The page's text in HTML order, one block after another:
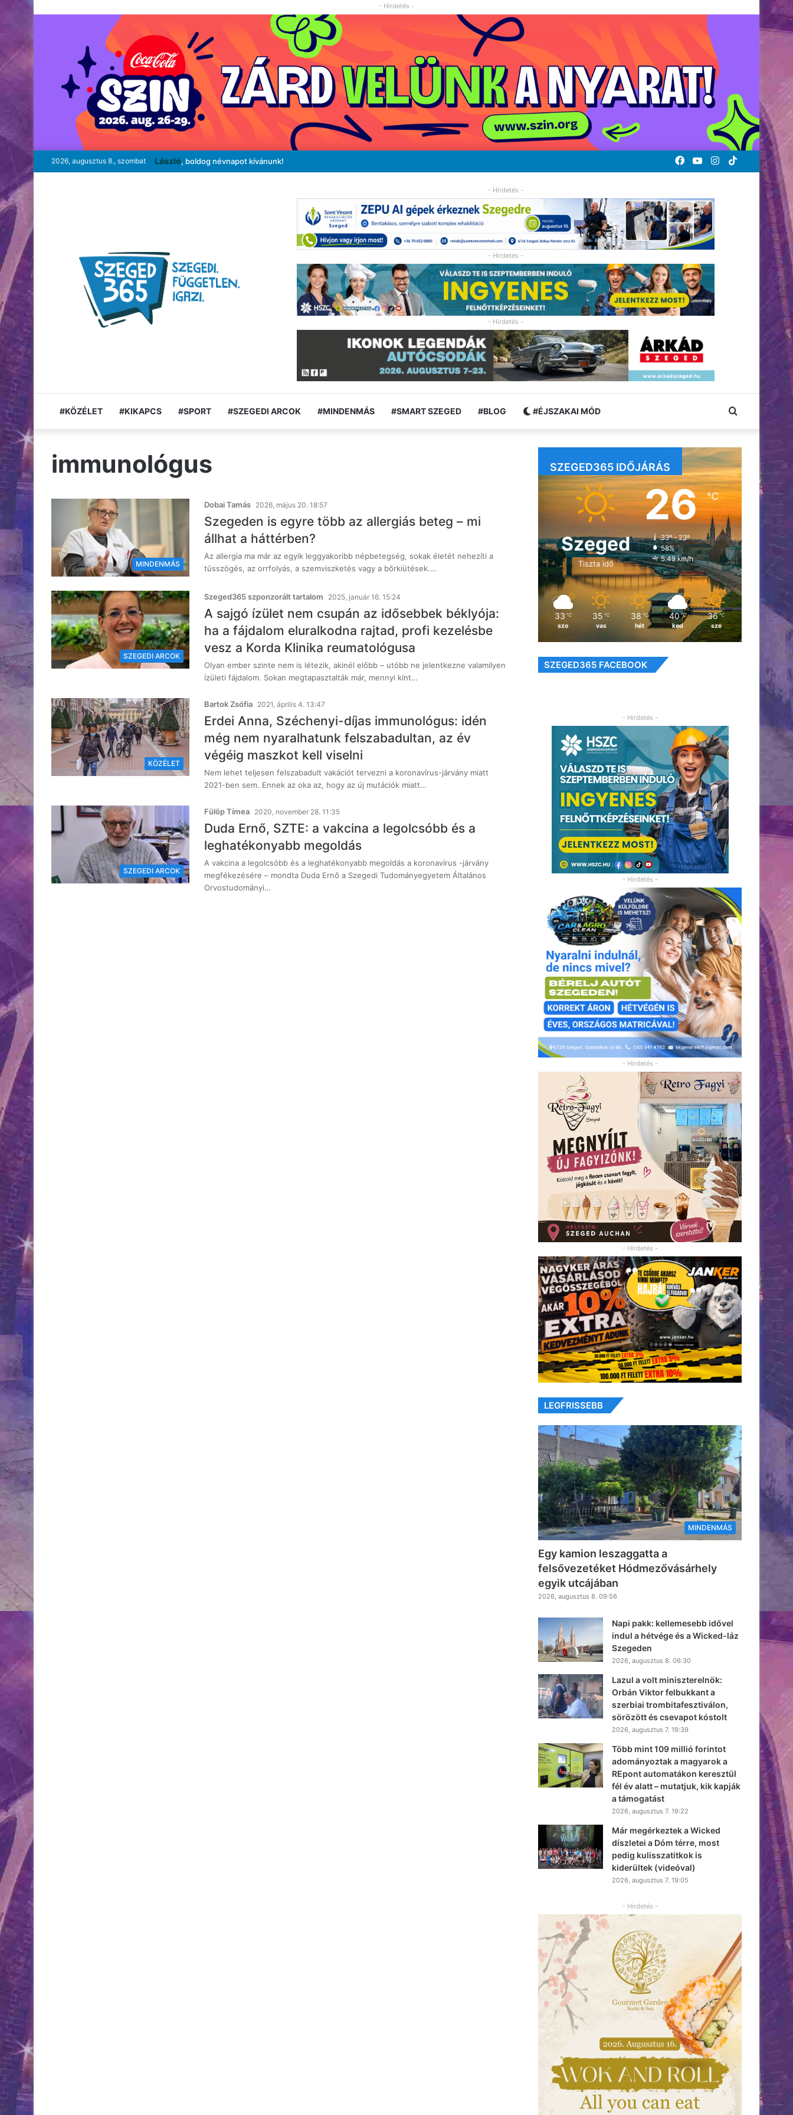
- Hirdetés -
2026, augusztus 8., szombat László, boldog névnapot kívánunk! TikTok
Instagram
YouTube
Facebook
- Hirdetés -
- Hirdetés -
- Hirdetés -
#KÖZÉLET #KIKAPCS #SPORT #SZEGEDI ARCOK #MINDENMÁS #SMART SZEGED #BLOG #ÉJSZAKAI MÓD Keresés:
immunológus
MINDENMÁS
Dobai Tamás 2026, május 20. 18:57
Szegeden is egyre több az allergiás beteg – mi
állhat a háttérben?
Az allergia ma már az egyik leggyakoribb népbetegség, sokak életét nehezíti a
tüsszögés, az orrfolyás, a szemviszketés vagy a bőrkiütések.…
SZEGEDI ARCOK
Szeged365 szponzorált tartalom 2025, január 16. 15:24
A sajgó ízület nem csupán az idősebbek béklyója:
ha a fájdalom eluralkodna rajtad, profi kezelésbe
vesz a Korda Klinika reumatológusa
Olyan ember szinte nem is létezik, akinél előbb – utóbb ne jelentkezne valamilyen
ízületi fájdalom. Sokan megtapasztalták már, mennyi kínt…
KÖZÉLET
Bartok Zsófia 2021, április 4. 13:47
Erdei Anna, Széchenyi-díjas immunológus: idén
még nem nyaralhatunk felszabadultan, az év
végéig maszkot kell viselni
Nem lehet teljesen felszabadult vakációt tervezni a koronavírus-járvány miatt
2021-ben sem. Ennek az oka az, hogy az új mutációk miatt…
SZEGEDI ARCOK
Fülöp Tímea 2020, november 28. 11:35
Duda Ernő, SZTE: a vakcina a legolcsóbb és a
leghatékonyabb megoldás
A vakcina a legolcsóbb és a leghatékonyabb megoldás a koronavírus -járvány
megfékezésére – mondta Duda Ernő a Szegedi Tudományegyetem Általános
Orvostudományi…
SZEGED365 IDŐJÁRÁS
Szeged
Tiszta idő
26℃
33º - 23º
58%
5.49 km/h
33 ℃
szo
35 ℃
vas
38 ℃
hét
40 ℃
ked
36 ℃
sze
SZEGED365 FACEBOOK
- Hirdetés -
- Hirdetés -
- Hirdetés -
- Hirdetés -
LEGFRISSEBB
MINDENMÁS
Egy kamion leszaggatta a
felsővezetéket Hódmezővásárhely
egyik utcájában
2026, augusztus 8. 09:56
Napi pakk: kellemesebb idővel
indul a hétvége és a Wicked-láz
Szegeden
2026, augusztus 8. 06:30
Lazul a volt miniszterelnök:
Orbán Viktor felbukkant a
szerbiai trombitafesztiválon,
sörözött és csevapot kóstolt
2026, augusztus 7. 19:39
Több mint 109 millió forintot
adományoztak a magyarok a
REpont automatákon keresztül
fél év alatt – mutatjuk, kik kapják
a támogatást
2026, augusztus 7. 19:22
Már megérkeztek a Wicked
díszletei a Dóm térre, most
pedig kulisszatitkok is
kiderültek (videóval)
2026, augusztus 7. 19:05
- Hirdetés -